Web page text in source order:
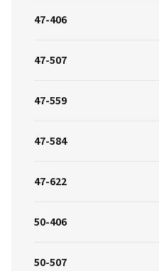
47-406
47-507
47-559
47-584
47-622
50-406
50-507